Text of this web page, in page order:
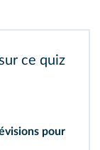
ce quiz
pour